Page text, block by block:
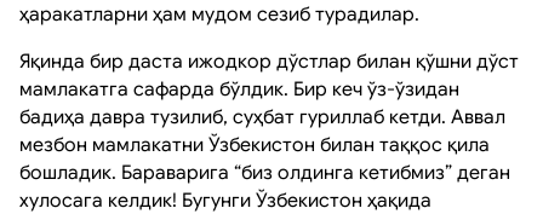
ҳаракатларни ҳам мудом сезиб турадилар.
Яқинда бир даста ижодкор дўстлар билан қўшни дўст
мамлакатга сафарда бўлдик. Бир кеч ўз-ўзидан
бадиҳа давра тузилиб, суҳбат гуриллаб кетди. Аввал
мезбон мамлакатни Ўзбекистон билан таққос қила
бошладик. Бараварига “биз олдинга кетибмиз” деган
хулосага келдик! Бугунги Ўзбекистон ҳақида